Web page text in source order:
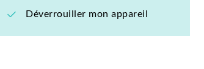
Déverrouiller mon appareil